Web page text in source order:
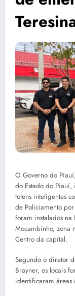
O Governo do
do Estado do Piauí,
totens inteligentes
de Policiamento
foram instalados na
Mocambinho, zona
Centro da capital.
Segundo o diretor
Brayner, os locais
identificaram áreas